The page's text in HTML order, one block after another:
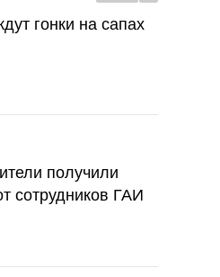
гонки на сапах
получили
сотрудников ГАИ